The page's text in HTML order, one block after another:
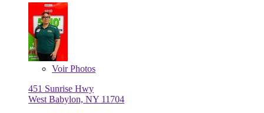
VoirPhotos
451 Sunrise Hwy
West Babylon, NY 11704